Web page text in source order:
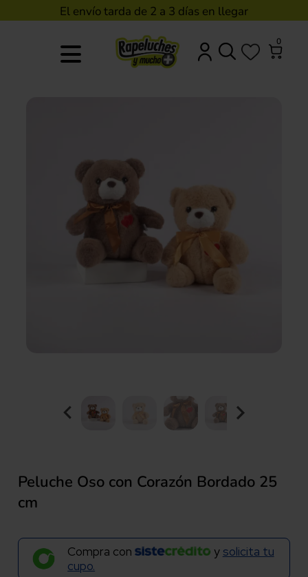
El envío tarda de 2 a 3 días en llegar
0
Peluche Oso con Corazón Bordado 25
cm
Compra con y solicita tu
cupo.